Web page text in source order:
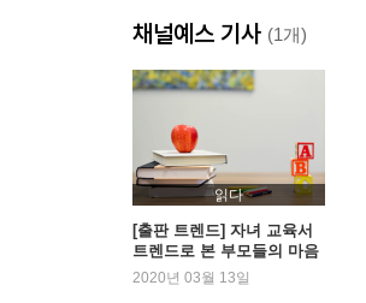
잘못한 건 아들인데 혼을 내
언어 감각을 키워주고 싶어요
우리 아이가 무채색으로만 그
아이가 너무 내향적이라서 속
폭력적인 성향이 있어서 걱정
아이가 공격적인 놀이만 재미
지나치게 1등에 집착해요
처음 해보는 놀이와 공부를 싫
아들이 대화를 피해요
채널예스 기사 (1개)
읽다
[출판 트렌드] 자녀 교육서
트렌드로 본 부모들의 마음
2020년 03월 13일